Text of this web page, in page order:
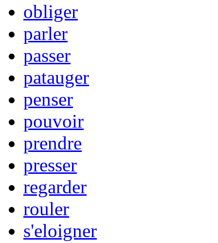
obliger
parler
passer
patauger
penser
pouvoir
prendre
presser
regarder
rouler
s'eloigner